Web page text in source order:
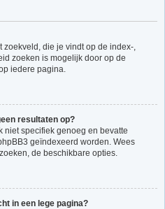
zoekveld, die je vindt op de index-,
zoeken is mogelijk door op de
iedere pagina.
resultaten op?
niet specifiek genoeg en bevatte
geïndexeerd worden. Wees
de beschikbare opties.
in een lege pagina?